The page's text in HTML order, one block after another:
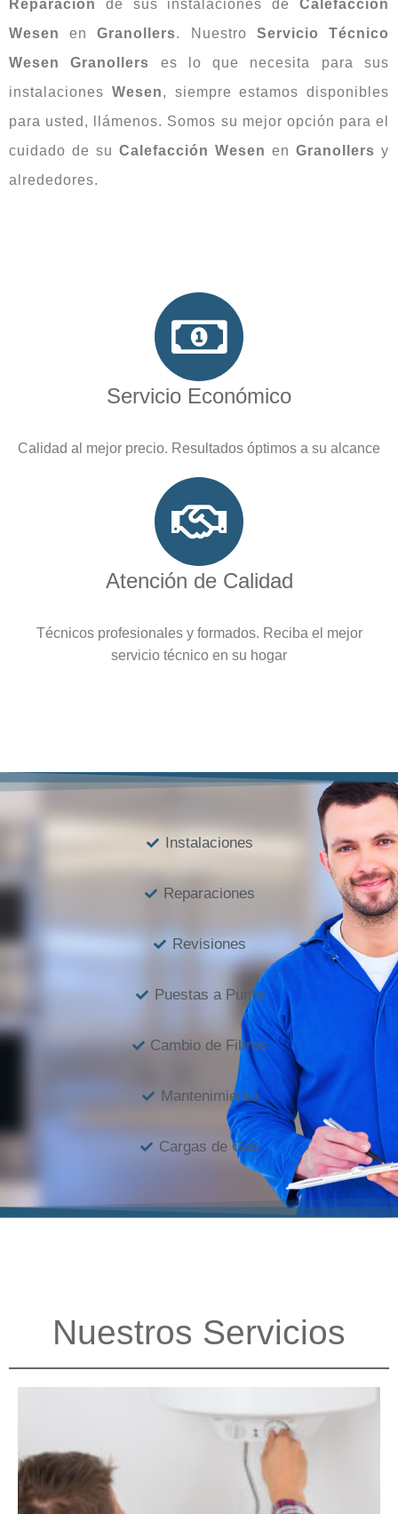
Reparación de sus instalaciones de Calefacción
Wesen
enGranollers. Nuestro Servicio Técnico
Wesen Granollers es lo que necesita para sus
instalaciones Wesen, siempre estamos disponibles
para usted, llámenos. Somos su mejor opción para el
cuidado de su Calefacción Wesen en Granollers y
alrededores.
Servicio Económico
Calidad al mejor precio. Resultados óptimos a su alcance
Atención de Calidad
Técnicos profesionales y formados. Reciba el mejor
servicio técnico en su hogar
Instalaciones
Reparaciones
Revisiones
Puestas a Punto
Cambio de Filtros
Mantenimiento
Cargas de Gas
Nuestros Servicios